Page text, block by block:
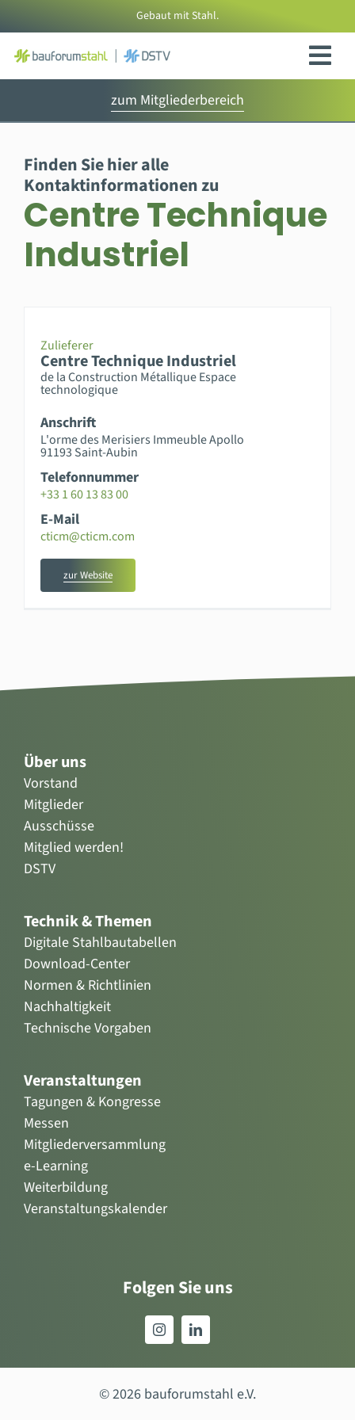
Inhalt
springen
Gebaut mit Stahl.
zum Mitgliederbereich
Finden Sie hier alle
Kontaktinformationen zu
Centre Technique
Industriel
Zulieferer
Centre Technique Industriel
de la Construction Métallique Espace
technologique
Anschrift
L'orme des Merisiers Immeuble Apollo
91193 Saint-Aubin
Telefonnummer
+33 1 60 13 83 00
E-Mail
cticm@cticm.com
zur Website
Über uns
Vorstand
Mitglieder
Ausschüsse
Mitglied werden!
DSTV
Technik & Themen
Digitale Stahlbautabellen
Download-Center
Normen & Richtlinien
Nachhaltigkeit
Technische Vorgaben
Veranstaltungen
Tagungen & Kongresse
Messen
Mitgliederversammlung
e-Learning
Weiterbildung
Veranstaltungskalender
Folgen Sie uns
© 2026 bauforumstahl e.V.